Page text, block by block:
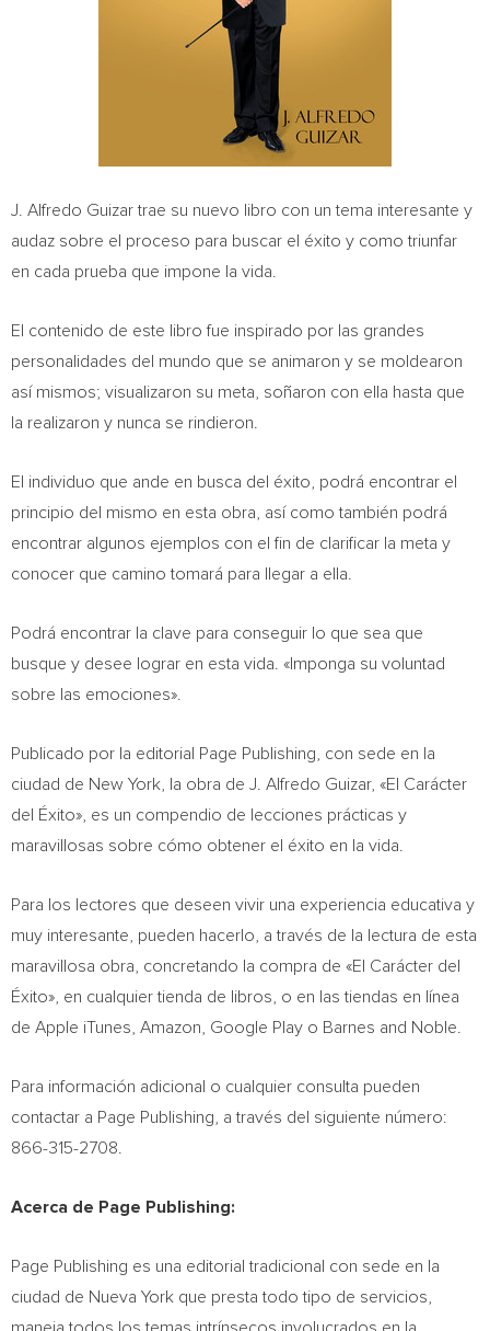
J. Alfredo Guizartrae su nuevo libro con un tema interesante y
audaz sobre el proceso para buscar el éxito y como triunfar
en cada prueba que impone la vida.
El contenido de este libro fue inspirado por las grandes
personalidades del mundo que se animaron y se moldearon
así mismos; visualizaron su meta, soñaron con ella hasta que
la realizaron y nunca se rindieron.
El individuo que ande en busca del éxito, podrá encontrar el
principio del mismo en esta obra, así como también podrá
encontrar algunos ejemplos con el fin de clarificar la meta y
conocer que camino tomará para llegar a ella.
Podrá encontrar la clave para conseguir lo que sea que
busque y desee lograr en esta vida. «Imponga su voluntad
sobre las emociones».
Publicado por la editorial Page Publishing, con sede en la
ciudad de New York , la obra de J. Alfredo Guizar, «El Carácter
del Éxito», es un compendio de lecciones prácticas y
maravillosas sobre cómo obtener el éxito en la vida.
Para los lectores que deseen vivir una experiencia educativa y
muy interesante, pueden hacerlo, a través de la lectura de esta
maravillosa obra, concretando la compra de «El Carácter del
Éxito», en cualquier tienda de libros, o en las tiendas en línea
de Apple iTunes, Amazon, Google Play o Barnes and Noble.
Para información adicional o cualquier consulta pueden
contactar a Page Publishing, a través del siguiente número:
866-315-2708.
Acerca de Page Publishing:
Page Publishing es una editorial tradicional con sede en la
ciudad de Nueva York que presta todo tipo de servicios,